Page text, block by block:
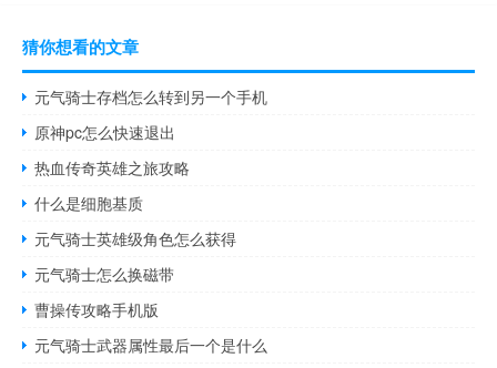
猜你想看的文章
元气骑士存档怎么转到另一个手机
原神pc怎么快速退出
热血传奇英雄之旅攻略
什么是细胞基质
元气骑士英雄级角色怎么获得
元气骑士怎么换磁带
曹操传攻略手机版
元气骑士武器属性最后一个是什么